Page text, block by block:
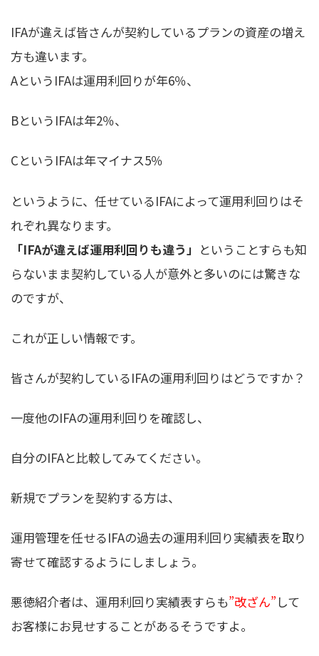
IFAが違えば皆さんが契約しているプランの資産の増え
方も違います。
AというIFAは運用利回りが年6％、
BというIFAは年2％、
CというIFAは年マイナス5％
というように、任せているIFAによって運用利回りはそ
れぞれ異なります。
「IFAが違えば運用利回りも違う」 ということすらも知
らないまま契約している人が意外と多いのには驚きな
のですが、
これが正しい情報です。
皆さんが契約しているIFAの運用利回りはどうですか？
一度他のIFAの運用利回りを確認し、
自分のIFAと比較してみてください。
新規でプランを契約する方は、
運用管理を任せるIFAの過去の運用利回り実績表を取り
寄せて確認するようにしましょう。
悪徳紹介者は、運用利回り実績表すらも”改ざん” して
お客様にお見せすることがあるそうですよ。